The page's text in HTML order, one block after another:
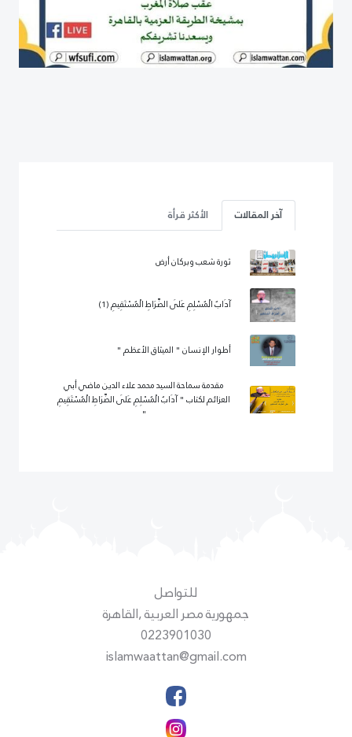
آخر المقالات الأكثر قرأة
ثورة شعب وبركان أرض
آدَابُ الْمُسْلِمِ عَلَى الصِّرَاطِ الْمُسْتَقِيمِ (1)
أطوار الإنسان " الميثاق الأعظم "
مقدمة سماحة السيد محمد علاء الدين ماضي أبي
العزائم لكتاب " آدَابُ الْمُسْلِمِ عَلَى الصِّرَاطِ الْمُسْتَقِيمِ
"
للتواصل
جمهورية مصر العربية ,القاهرة
0223901030
islamwaattan@gmail.com